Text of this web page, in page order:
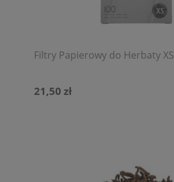
Filtry Papierowy do Herbaty XS
21,50 zł